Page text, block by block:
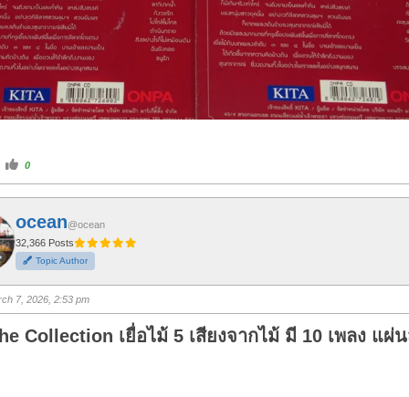
C
l
i
k
o
r
t
h
u
m
u
p
0
ocean@ocean
32,366 Posts
Topic Author
7, 2026, 2:53 pm
Collection เยื่อไม้ 5 เสียงจากไม้ มี 10 เพลง แผ่